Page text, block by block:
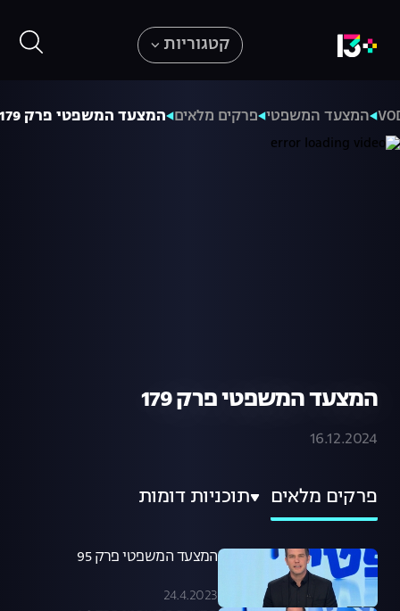
קטגוריות
המצעד המשפטי פרקים מלאים המצעד המשפטי פרק 179
המצעד המשפטי פרק 179
16.12.2024
פרקים מלאים תוכניות דומות
המצעד המשפטי פרק 95
24.4.2023